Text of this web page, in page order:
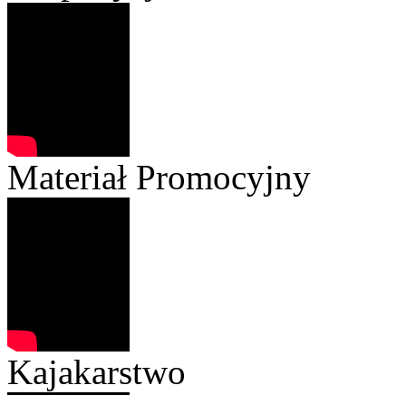
Materiał Promocyjny
Kajakarstwo